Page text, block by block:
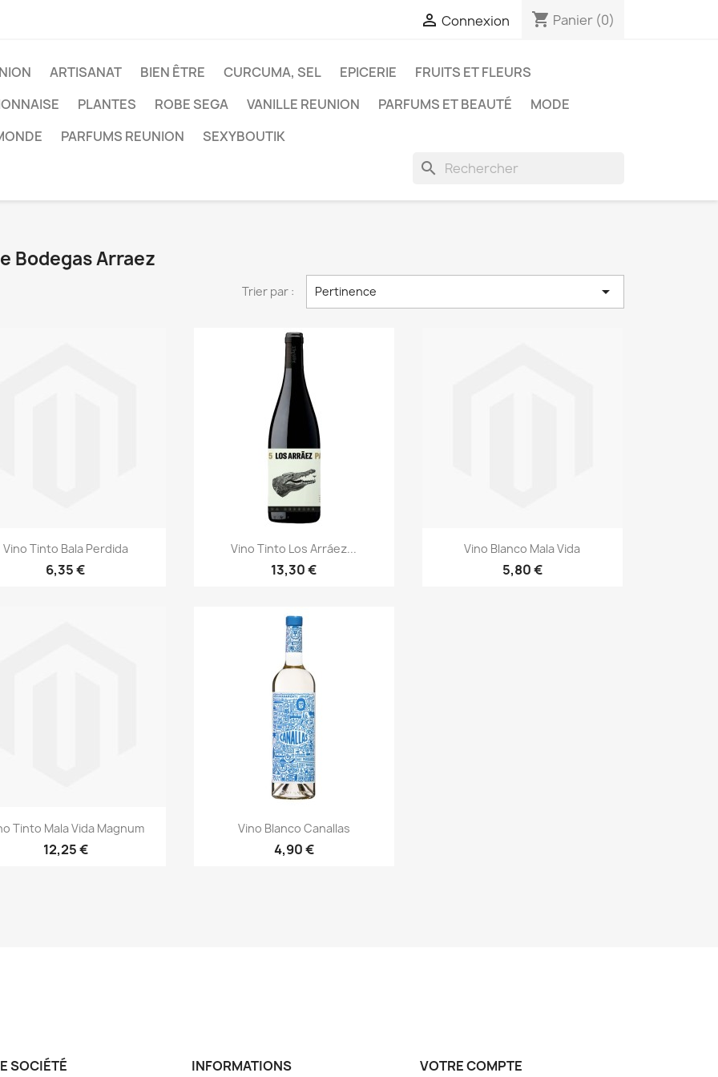
 Connexion shopping_cart Panier (0)
ARTISANAT BIEN ÊTRE CURCUMA, SEL EPICERIE
FRUITS ET FLEURS
PLANTES ROBE SEGA VANILLE REUNION PARFUMS ET BEAUTÉ
MODE
PARFUMS REUNION SEXYBOUTIK
search
Bodegas Arraez
Trier par : Pertinence 
Aperçu rapide
Vino Tinto Bala Perdida
6,35 €
Aperçu rapide
Vino Tinto Los Arráez...
13,30 €
Aperçu rapide
Vino Blanco Mala Vida
5,80 €
Aperçu rapide
Tinto Mala Vida Magnum
12,25 €
Aperçu rapide
Vino Blanco Canallas
4,90 €
SOCIÉTÉ INFORMATIONS VOTRE COMPTE